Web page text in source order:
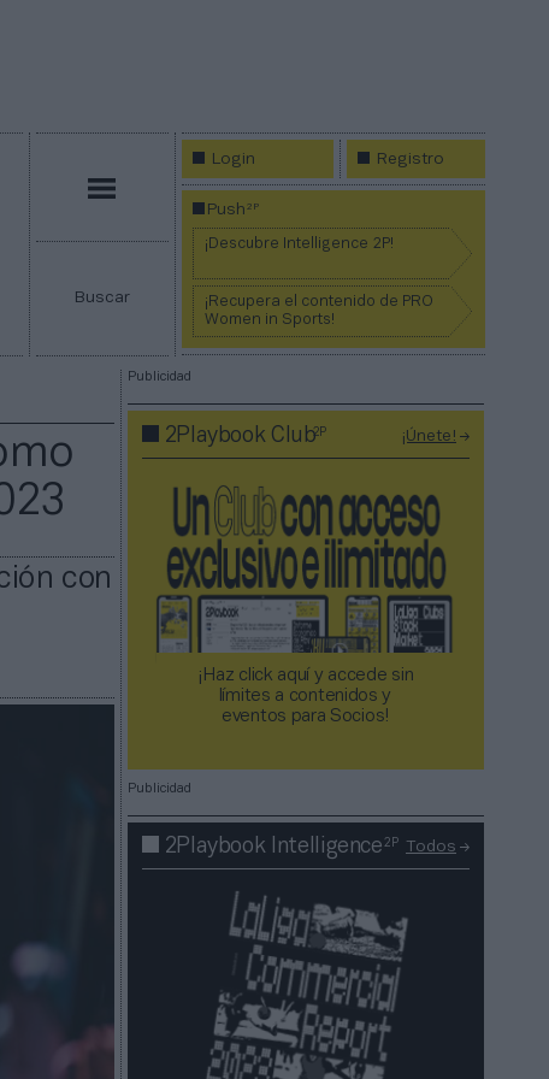
Buscar
Login Registro
Push2P
¡Descubre Intelligence 2P!
¡Recupera el contenido de PRO
Women in Sports!
con
Publicidad
2Playbook Club2P ¡Únete!
¡Haz click aquí y accede sin
límites a contenidos y
eventos para Socios!​​​​​​​
Publicidad
2Playbook Intelligence2P Todos